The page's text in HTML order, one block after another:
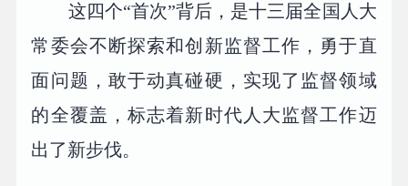
这四个“首次”背后，是十三届全国人大
常委会不断探索和创新监督工作，勇于直
面问题，敢于动真碰硬，实现了监督领域
的全覆盖，标志着新时代人大监督工作迈
出了新步伐。